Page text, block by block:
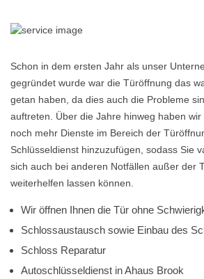
Schon in dem ersten Jahr als unser
gegründet wurde war die Türöffnung das
getan haben, da dies auch die Probleme
auftreten. Über die Jahre hinweg haben
noch mehr Dienste im Bereich der
Schlüsseldienst hinzuzufügen, sodass Sie
sich auch bei anderen Notfällen außer der
weiterhelfen lassen können.
Wir öffnen Ihnen die Tür ohne
Schlossaustausch sowie Einbau des
Schloss Reparatur
Autoschlüsseldienst in Ahaus Brook